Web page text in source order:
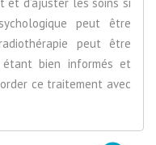
peut être
peut être
étant bien informés et
ce traitement avec